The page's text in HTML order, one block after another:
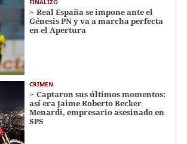
FINALIZÓ
Real España se impone ante el
Génesis PN y va a marcha perfecta
en el Apertura
CRIMEN
Captaron sus últimos momentos:
así era Jaime Roberto Becker
Menardi​​​, empresario asesinado en
SPS